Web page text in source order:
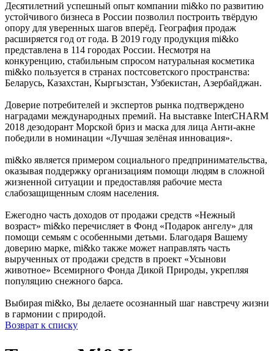
Десятилетний успешный опыт компании mi&ko по развитию
устойчивого бизнеса в России позволил построить твёрдую
опору для уверенных шагов вперёд. География продаж
расширяется год от года. В 2019 году продукция mi&ko
представлена в 114 городах России. Несмотря на
конкуренцию, стабильным спросом натуральная косметика
mi&ko пользуется в странах постсоветского пространства:
Беларусь, Казахстан, Кыргызстан, Узбекистан, Азербайджан.
Доверие потребителей и экспертов рынка подтверждено
наградами международных премий. На выставке InterCHARM
2018 дезодорант Морской бриз и маска для лица Анти-акне
победили в номинации «Лучшая зелёная инновация».
mi&ko является примером социального предпринимательства,
оказывая поддержку организациям помощи людям в сложной
жизненной ситуации и предоставляя рабочие места
слабозащищенным слоям населения.
Ежегодно часть доходов от продажи средств «Нежный
возраст» mi&ko перечисляет в Фонд «Подарок ангелу» для
помощи семьям с особенными детьми. Благодаря Вашему
доверию марке, mi&ko также может направлять часть
вырученных от продажи средств в проект «Усынови
животное» Всемирного Фонда Дикой Природы, укрепляя
популяцию снежного барса.
Выбирая mi&ko, Вы делаете осознанный шаг навстречу жизни
в гармонии с природой.
Возврат к списку